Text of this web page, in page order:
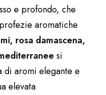
e profondo, che
aromatiche
rosa damascena,
si
di aromi elegante e
elevata